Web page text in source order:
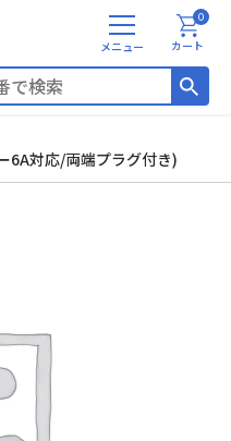
メ
ニ
カート
0
6A対応/両端プラグ付き)